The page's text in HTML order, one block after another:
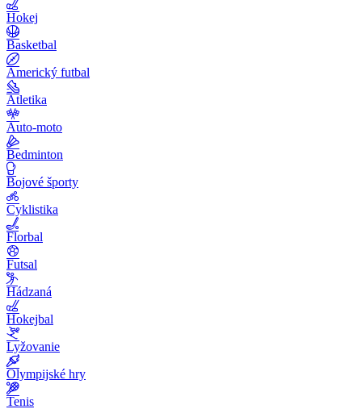
Hokej
Basketbal
Americký futbal
Atletika
Auto-moto
Bedminton
Bojové športy
Cyklistika
Florbal
Futsal
Hádzaná
Hokejbal
Lyžovanie
Olympijské hry
Tenis